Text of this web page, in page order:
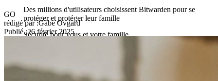
Des millions d'utilisateurs choisissent Bitwarden pour se
protéger et protéger leur famille
Sécurité pour vous et votre famille
Pour les entreprises
GO
rédigé par :Gabe Ovgard
Publié:26 février 2025